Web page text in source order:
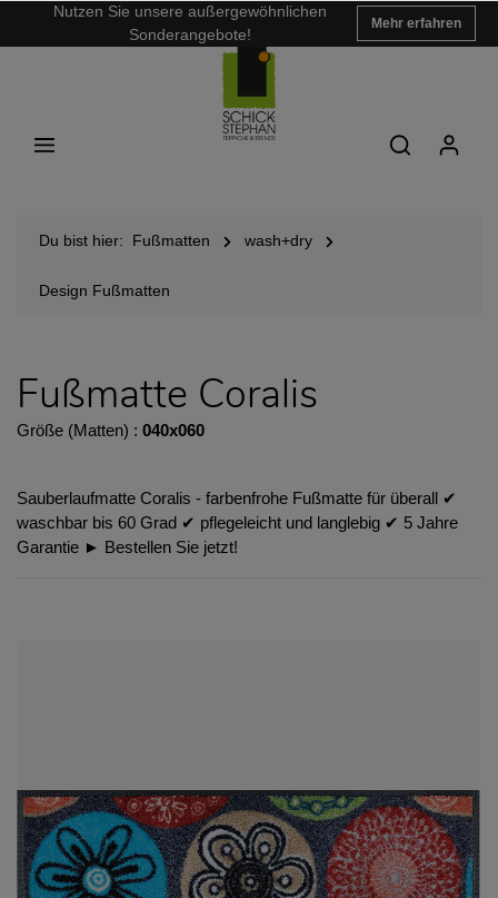
Nutzen Sie unsere außergewöhnlichen
Sonderangebote!
Mehr erfahren
Du bist hier: Fußmatten wash+dry
Design Fußmatten
Fußmatte Coralis
Größe (Matten) : 040x060
Sauberlaufmatte Coralis - farbenfrohe Fußmatte für überall ✔︎
waschbar bis 60 Grad ✔︎ pflegeleicht und langlebig ✔︎ 5 Jahre
Garantie ► Bestellen Sie jetzt!